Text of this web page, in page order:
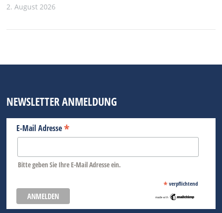
2. August 2026
NEWSLETTER ANMELDUNG
E-Mail Adresse*
Bitte geben Sie Ihre E-Mail Adresse ein.
* verpflichtend